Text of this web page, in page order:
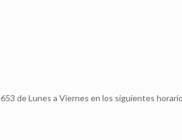
de Lunes a Viernes en los siguientes